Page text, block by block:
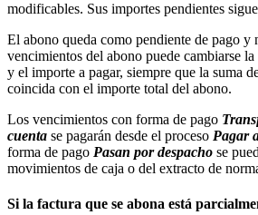
modificables. Sus importes pendientes
El abono queda como pendiente de pago y
vencimientos del abono puede cambiarse
y el importe a pagar, siempre que la suma
coincida con el importe total del abono.
Los vencimientos con forma de pago
cuenta se pagarán desde el proceso Pagar
forma de pago Pasan por despacho se
movimientos de caja o del extracto de
Si la factura que se abona está